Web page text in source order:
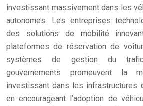
investissant massivement dans les
autonomes. Les entreprises
des solutions de mobilité
plateformes de réservation de
systèmes de gestion du
gouvernements promeuvent la
investissant dans les infrastructures
en encourageant l’adoption de